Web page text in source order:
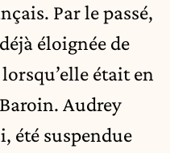
Par le passé,
éloignée de
était en
Audrey
été suspendue